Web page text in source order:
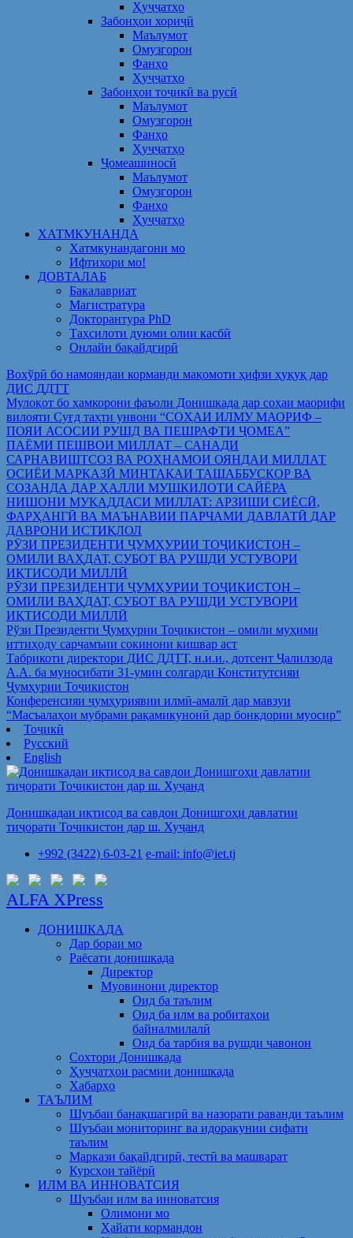
Ҳуҷҷатҳо
Забонҳои хориҷӣ
Маълумот
Омузгорон
Фанҳо
Ҳуҷҷатҳо
Забонҳои тоҷикӣ ва русӣ
Маълумот
Омузгорон
Фанҳо
Ҳуҷҷатҳо
Ҷомеашиносӣ
Маълумот
Омузгорон
Фанҳо
Ҳуҷҷатҳо
ХАТМКУНАНДА
Хатмкунандагони мо
Ифтихори мо!
ДОВТАЛАБ
Бакалавриат
Магистратура
Докторантура PhD
Таҳсилоти дуюми олии касбӣ
Онлайн бақайдгирӣ
Вохўрӣ бо намояндаи корманди мақомоти ҳифзи ҳуқуқ дар
ДИС ДДТТ
Мулоқот бо ҳамкорони фаъоли Донишкада дар соҳаи маорифи
вилояти Суғд таҳти унвони “СОҲАИ ИЛМУ МАОРИФ –
ПОЯИ АСОСИИ РУШД ВА ПЕШРАФТИ ҶОМЕА”
ПАЁМИ ПЕШВОИ МИЛЛАТ – САНАДИ
САРНАВИШТСОЗ ВА РОҲНАМОИ ОЯНДАИ МИЛЛАТ
ОСИЁИ МАРКАЗӢ МИНТАҚАИ ТАШАББУСКОР ВА
СОЗАНДА ДАР ҲАЛЛИ МУШКИЛОТИ САЙЁРА
НИШОНИ МУҚАДДАСИ МИЛЛАТ: АРЗИШИ СИЁСӢ,
ФАРҲАНГӢ ВА МАЪНАВИИ ПАРЧАМИ ДАВЛАТӢ ДАР
ДАВРОНИ ИСТИҚЛОЛ
РӮЗИ ПРЕЗИДЕНТИ ҶУМҲУРИИ ТОҶИКИСТОН –
ОМИЛИ ВАҲДАТ, СУБОТ ВА РУШДИ УСТУВОРИ
ИҚТИСОДИ МИЛЛӢ
РӮЗИ ПРЕЗИДЕНТИ ҶУМҲУРИИ ТОҶИКИСТОН –
ОМИЛИ ВАҲДАТ, СУБОТ ВА РУШДИ УСТУВОРИ
ИҚТИСОДИ МИЛЛӢ
Рўзи Президенти Ҷумҳурии Тоҷикистон – омили муҳими
иттиҳоду сарҷамъии сокинони кишвар аст
Табрикоти директори ДИС ДДТТ, н.и.и., дотсент Ҷалилзода
А.А. ба муносибати 31-умин солгарди Конститутсияи
Ҷумҳурии Тоҷикистон
Конференсияи ҷумҳуриявии илмӣ-амалӣ дар мавзуи
“Масъалаҳои мубрами рақамикунонӣ дар бонкдории муосир”
Тоҷикӣ
Русский
English
Донишкадаи иқтисод ва савдои Донишгоҳи давлатии
тиҷорати Тоҷикистон дар ш. Хуҷанд
+992 (3422) 6-03-21 e-mail: info@iet.tj
ALFA XPress
ДОНИШКАДА
Дар бораи мо
Раёсати донишкада
Директор
Муовинони директор
Оид ба таълим
Оид ба илм ва робитаҳои
байналмилалӣ
Оид ба тарбия ва рушди ҷавонон
Сохтори Донишкада
Ҳуҷҷатҳои расмии донишкада
Хабарҳо
ТАЪЛИМ
Шуъбаи банақшагирӣ ва назорати раванди таълим
Шуъбаи мониторинг ва идоракунии сифати
таълим
Маркази бақайдгирӣ, тестӣ ва машварат
Курсҳои тайёрӣ
ИЛМ ВА ИННОВАТСИЯ
Шуъбаи илм ва инноватсия
Олимони мо
Ҳайати кормандон